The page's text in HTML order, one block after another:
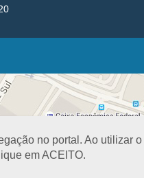
no portal. Ao utilizar
em ACEITO.
VICE-PRESIDÊNCIAS
Administrativa
Controle Interno
Governança e Gestão
Fiscalização, Ética e